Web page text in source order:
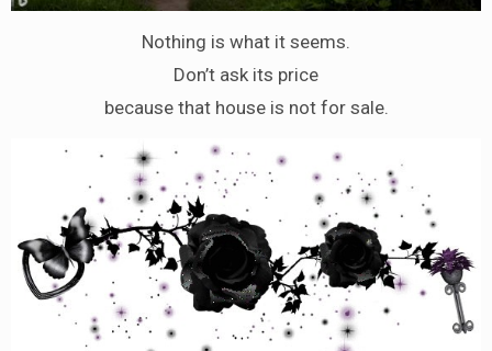
Nothing is what it seems.
Don’t ask its price
because that house is not for sale.